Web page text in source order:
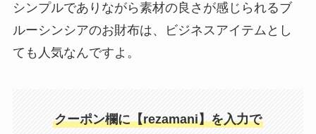
シンプルでありながら素材の良さが感じられるブ
ルーシンシアのお財布は、ビジネスアイテムとし
ても人気なんですよ。
クーポン欄に【rezamani】を入力で